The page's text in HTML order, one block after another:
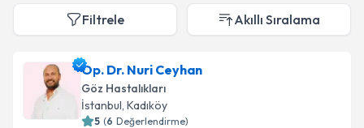
Filtrele Akıllı Sıralama
Op. Dr. Nuri Ceyhan
Göz Hastalıkları
İstanbul, Kadıköy
5 (6 Değerlendirme)